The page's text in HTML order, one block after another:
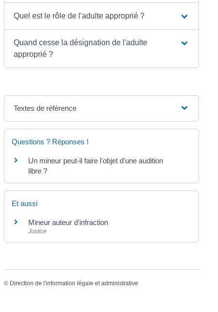
Quel est le rôle de l'adulte approprié ?
Quand cesse la désignation de l'adulte
approprié ?
Textes de référence
Questions ? Réponses !
Un mineur peut-il faire l'objet d'une audition
libre ?
Et aussi
Mineur auteur d'infraction
Justice
© Direction de l'information légale et administrative